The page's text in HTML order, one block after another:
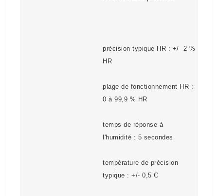
précision typique HR : +/- 2 %
HR
plage de fonctionnement HR :
0 à 99,9 % HR
temps de réponse à
l'humidité : 5 secondes
température de précision
typique : +/- 0,5 C